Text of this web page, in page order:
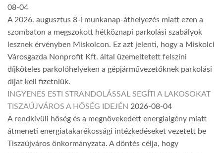
08-04
A 2026. augusztus 8-i munkanap-áthelyezés miatt ezen a
szombaton a megszokott hétköznapi parkolási szabályok
lesznek érvényben Miskolcon. Ez azt jelenti, hogy a Miskolci
Városgazda Nonprofit Kft. által üzemeltetett felszíni
díjköteles parkolóhelyeken a gépjárművezetőknek parkolási
díjat kell fizetniük.
INGYENES ESTI STRANDOLÁSSAL SEGÍTI A LAKOSOKAT
TISZAÚJVÁROS A HŐSÉG IDEJÉN 2026-08-04
A rendkívüli hőség és a megnövekedett energiaigény miatt
átmeneti energiatakarékossági intézkedéseket vezetett be
Tiszaújváros önkormányzata. A döntés célja, hogy